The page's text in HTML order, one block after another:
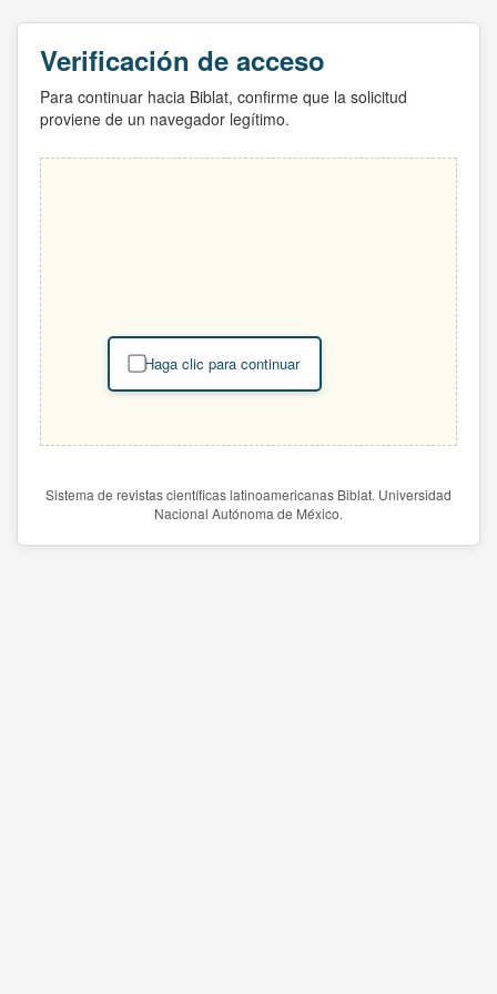
Verificación de acceso
Para continuar hacia Biblat, confirme que la solicitud
proviene de un navegador legítimo.
Haga clic para continuar
Sistema de revistas científicas latinoamericanas Biblat. Universidad
Nacional Autónoma de México.